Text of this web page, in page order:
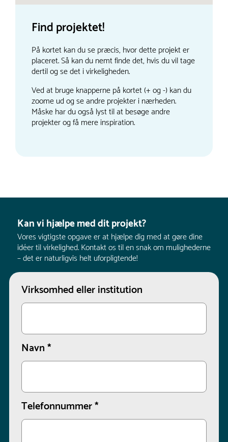
Find projektet!
På kortet kan du se præcis, hvor dette projekt er
placeret. Så kan du nemt finde det, hvis du vil tage
dertil og se det i virkeligheden.
Ved at bruge knapperne på kortet (+ og -) kan du
zoome ud og se andre projekter i nærheden.
Måske har du også lyst til at besøge andre
projekter og få mere inspiration.
Kan vi hjælpe med dit projekt?
Vores vigtigste opgave er at hjælpe dig med at gøre dine
idéer til virkelighed. Kontakt os til en snak om mulighederne
– det er naturligvis helt uforpligtende!
Virksomhed eller institution
Navn*
Telefonnummer*